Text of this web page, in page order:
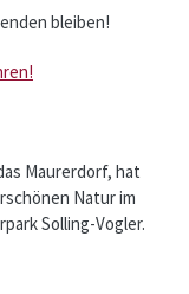
bleiben!
Maurerdorf, hat
Natur im
Solling-Vogler.